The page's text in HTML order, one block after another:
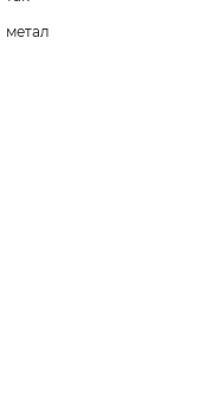
метал